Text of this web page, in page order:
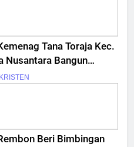
Tana Toraja Kec.
Nusantara Bangun
Beri Bimbingan